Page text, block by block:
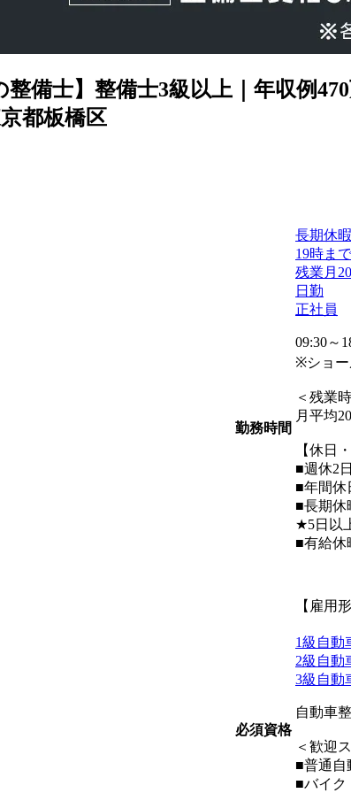
備士】整備士3級以上｜年収例
都板橋区
勤務時間
長期休
19時ま
残業月
日勤
正社員
09:30～
※ショー
＜残業
月平均
【休日
■週休2
■年間休
■長期休
★5日以
■有給休
【雇用
必須資格
1級自動
2級自動
3級自動
自動車
＜歓迎
■普通自
■バイク